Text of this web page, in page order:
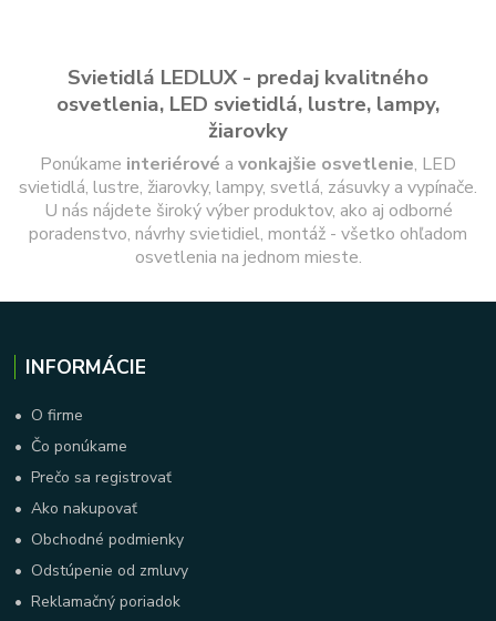
Svietidlá LEDLUX - predaj kvalitného
osvetlenia, LED svietidlá, lustre, lampy,
žiarovky
Ponúkame interiérové a vonkajšie osvetlenie, LED
svietidlá, lustre, žiarovky, lampy, svetlá, zásuvky a vypínače.
U nás nájdete široký výber produktov, ako aj odborné
poradenstvo, návrhy svietidiel, montáž - všetko ohľadom
osvetlenia na jednom mieste.
INFORMÁCIE
• O firme
• Čo ponúkame
•Prečo sa registrovať
•Ako nakupovať
• Obchodné podmienky
• Odstúpenie od zmluvy
•Reklamačný poriadok